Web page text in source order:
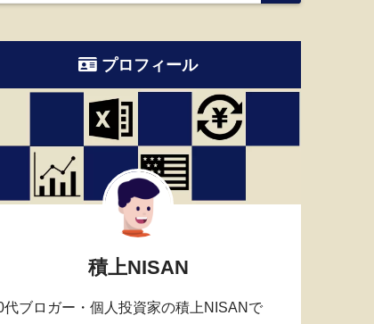
プロフィール
積上NISAN
代ブロガー・個人投資家の積上NISANで